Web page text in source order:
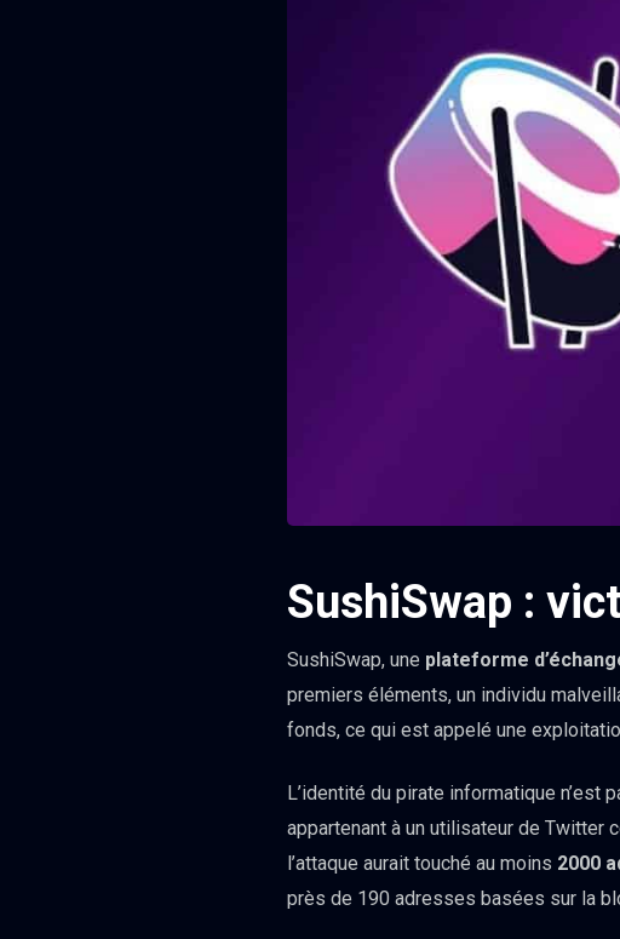
SushiSwap :
SushiSwap, une plateforme
premiers éléments, un individu
fonds, ce qui est appelé une
L’identité du pirate informatique n’est
appartenant à un utilisateur de Twitter
l’attaque aurait touché au moins 2000
près de 190 adresses basées sur la